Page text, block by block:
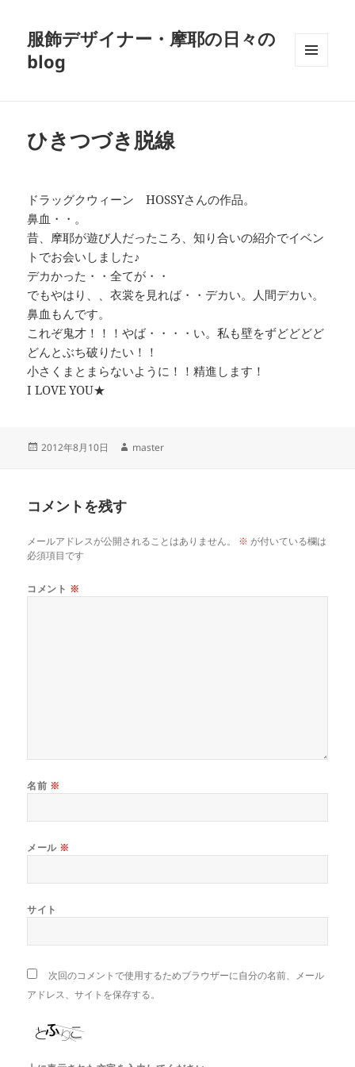
服飾デザイナー・摩耶の日々の
blog
ひきつづき脱線
ドラッグクウィーン HOSSYさんの作品。
鼻血・・。
昔、摩耶が遊び人だったころ、知り合いの紹介でイベン
トでお会いしました♪
デカかった・・全てが・・
でもやはり、、衣裳を見れば・・デカい。人間デカい。
鼻血もんです。
これぞ鬼才！！！やば・・・・い。私も壁をずどどどど
どんとぶち破りたい！！
小さくまとまらないように！！精進します！
I LOVE YOU★
投
2012年8月10日
作
master
コメントを残す
メールアドレスが公開されることはありません。 ※ が付いている欄は
必須項目です
コメント ※
名前 ※
メール ※
サイト
次回のコメントで使用するためブラウザーに自分の名前、メール
アドレス、サイトを保存する。